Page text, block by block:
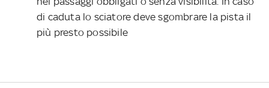
di caduta lo sciatore deve sgombrare la pista il
più presto possibile